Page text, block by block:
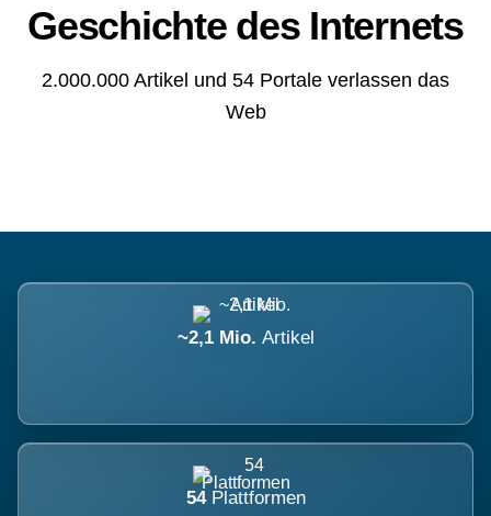
Geschichte des Internets
2.000.000 Artikel und 54 Portale verlassen das
Web
~2,1 Mio. Artikel
54 Plattformen